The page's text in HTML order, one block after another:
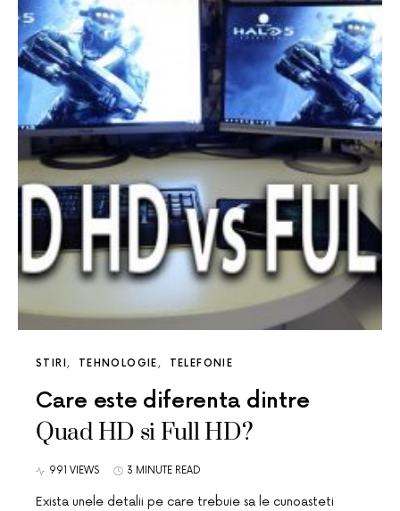
STIRI TEHNOLOGIE TELEFONIE
Care este diferenta dintre
Quad HD si Full HD?
991 VIEWS 3 MINUTE READ
Exista unele detalii pe care trebuie sa le cunoasteti